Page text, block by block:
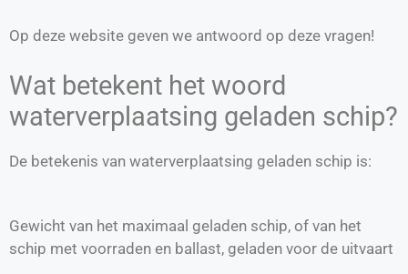
Op deze website geven we antwoord op deze vragen!
Wat betekent het woord
waterverplaatsing geladen schip?
De betekenis van waterverplaatsing geladen schip is:
Gewicht van het maximaal geladen schip, of van het
schip met voorraden en ballast, geladen voor de uitvaart